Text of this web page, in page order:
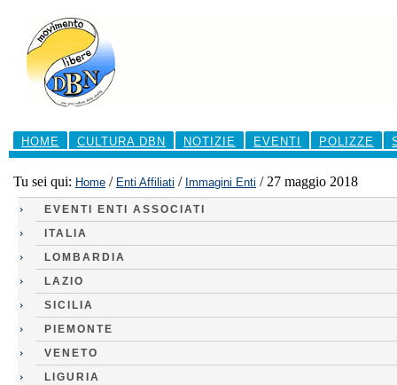
contenuti.
navigazione
Sezioni
HOME
CULTURA DBN NOTIZIE EVENTI POLIZZE
Tu sei qui: Home / Enti Affiliati / Immagini Enti / 27 maggio 2018
EVENTI ENTI ASSOCIATI
ITALIA
LOMBARDIA
LAZIO
SICILIA
PIEMONTE
VENETO
LIGURIA